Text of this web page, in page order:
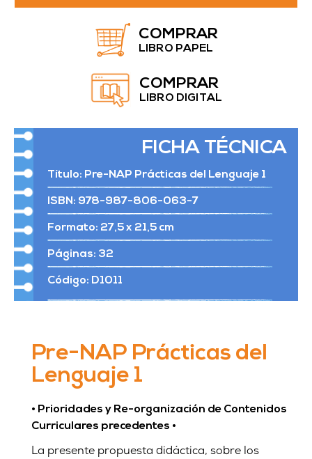
COMPRAR
LIBRO PAPEL
COMPRAR
LIBRO DIGITAL
FICHA TÉCNICA
Título: Pre-NAP Prácticas del Lenguaje 1
ISBN: 978-987-806-063-7
Formato: 27,5 x 21,5 cm
Páginas: 32
Código: D1011
Pre-NAP Prácticas del
Lenguaje 1
• Prioridades y Re-organización de Contenidos
Curriculares precedentes •
La presente propuesta didáctica, sobre los